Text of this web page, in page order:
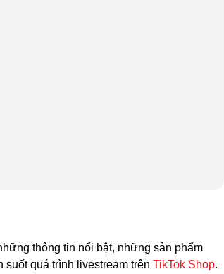
thông tin nổi bật, những sản phẩm
quá trình livestream trên TikTok Shop.